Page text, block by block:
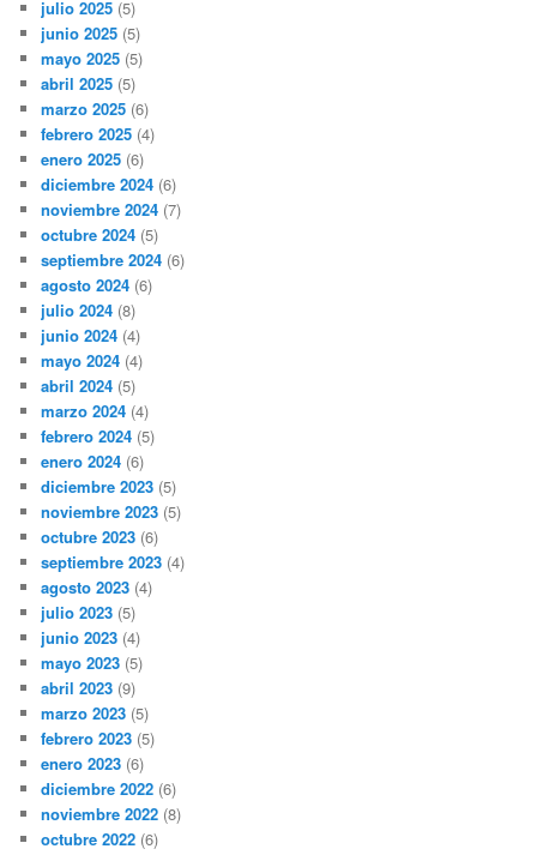
julio 2025 (5)
junio 2025 (5)
mayo 2025 (5)
abril 2025 (5)
marzo 2025 (6)
febrero 2025 (4)
enero 2025 (6)
diciembre 2024 (6)
noviembre 2024 (7)
octubre 2024 (5)
septiembre 2024 (6)
agosto 2024 (6)
julio 2024 (8)
junio 2024 (4)
mayo 2024 (4)
abril 2024 (5)
marzo 2024 (4)
febrero 2024 (5)
enero 2024 (6)
diciembre 2023 (5)
noviembre 2023 (5)
octubre 2023 (6)
septiembre 2023 (4)
agosto 2023 (4)
julio 2023 (5)
junio 2023 (4)
mayo 2023 (5)
abril 2023 (9)
marzo 2023 (5)
febrero 2023 (5)
enero 2023 (6)
diciembre 2022 (6)
noviembre 2022 (8)
octubre 2022 (6)